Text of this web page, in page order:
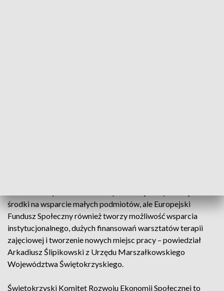
środki na wsparcie małych podmiotów, ale Europejski
Fundusz Społeczny również tworzy możliwość wsparcia
instytucjonalnego, dużych finansowań warsztatów terapii
zajęciowej i tworzenie nowych miejsc pracy – powiedział
Arkadiusz Ślipikowski z Urzędu Marszałkowskiego
Województwa Świętokrzyskiego.
Świętokrzyski Komitet Rozwoju Ekonomii Społecznej to